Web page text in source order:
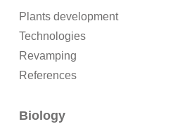
Plants development
Technologies
Revamping
References
Biology